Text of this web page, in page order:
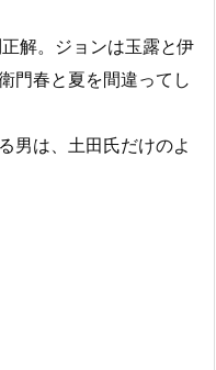
解。ジョンは玉露と伊
門春と夏を間違ってし
男は、土田氏だけのよ